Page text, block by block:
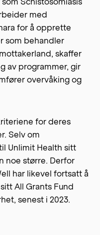
organisasjoner
undersøkt
med
for å opprette
som behandler
skaffer
av programmer, gir
overvåking og
for deres
Selv om
Unlimit Health sitt
noe større. Derfor
har likevel fortsatt å
All Grants Fund
senest i 2023.